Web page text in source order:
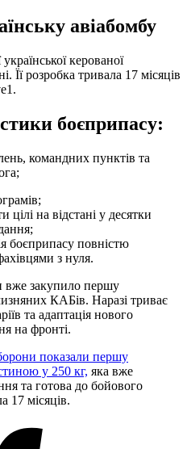
авіабомбу
керованої
Її розробка тривала 17 місяців
боєприпасу:
командних пунктів та
цілі на відстані у десятки
боєприпасу повністю
з нуля.
вже закупило першу
КАБів. Наразі триває
та адаптація нового
на фронті.
показали першу
у 250 кг, яка вже
та готова до бойового
17 місяців.